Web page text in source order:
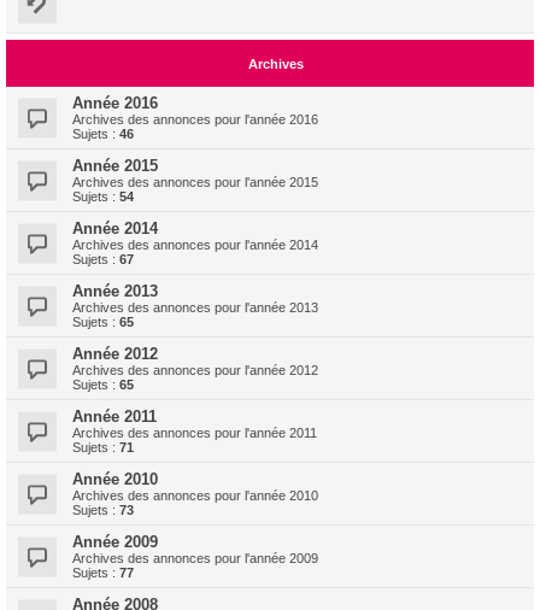
Archives
Année 2016
Archives des annonces pour l'année 2016
Sujets : 46
Année 2015
Archives des annonces pour l'année 2015
Sujets : 54
Année 2014
Archives des annonces pour l'année 2014
Sujets : 67
Année 2013
Archives des annonces pour l'année 2013
Sujets : 65
Année 2012
Archives des annonces pour l'année 2012
Sujets : 65
Année 2011
Archives des annonces pour l'année 2011
Sujets : 71
Année 2010
Archives des annonces pour l'année 2010
Sujets : 73
Année 2009
Archives des annonces pour l'année 2009
Sujets : 77
Année 2008